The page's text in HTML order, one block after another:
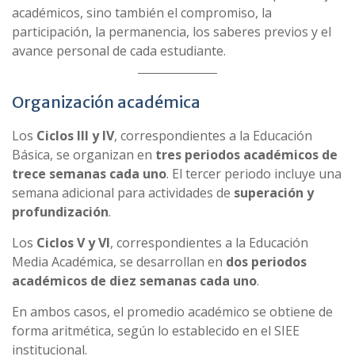
académicos, sino también el compromiso, la
participación, la permanencia, los saberes previos y el
avance personal de cada estudiante.
Organización académica
Los Ciclos III y IV, correspondientes a la Educación
Básica, se organizan en tres periodos académicos de
trece semanas cada uno. El tercer periodo incluye una
semana adicional para actividades de superación y
profundización.
Los Ciclos V y VI, correspondientes a la Educación
Media Académica, se desarrollan en dos periodos
académicos de diez semanas cada uno.
En ambos casos, el promedio académico se obtiene de
forma aritmética, según lo establecido en el SIEE
institucional.